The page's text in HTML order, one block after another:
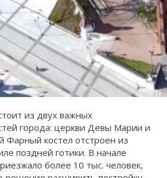
из двух важных
города: церкви Девы Марии и
Фарный костел отстроен из
поздней готики. В начале
более 10 тыс. человек,